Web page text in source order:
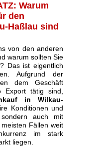
Warum
den
Haßlau sind
von den anderen
warum sollten Sie
Das ist eigentlich
Aufgrund der
dem Geschäft
Export tätig sind,
in Wilkau-
Konditionen und
auch mit
Fällen weit
im stark
liegen.